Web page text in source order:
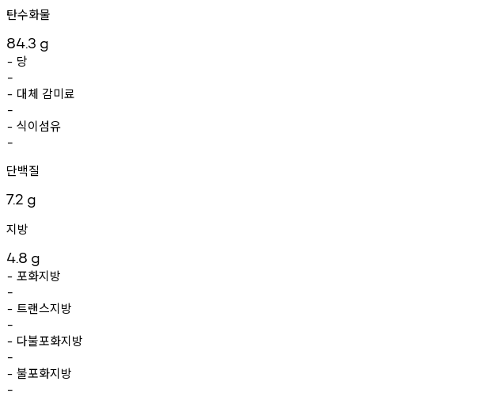
탄수화물
84.3 g
- 당
-
- 대체 감미료
-
- 식이섬유
-
단백질
7.2 g
지방
4.8 g
- 포화지방
-
- 트랜스지방
-
- 다불포화지방
-
- 불포화지방
-